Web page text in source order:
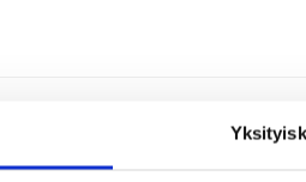
suurikapasiteettinen laturi
TRANYOO T-L7 tarjoaa pitkäkestoista
retkeilyyn, hätätapauksiin ja